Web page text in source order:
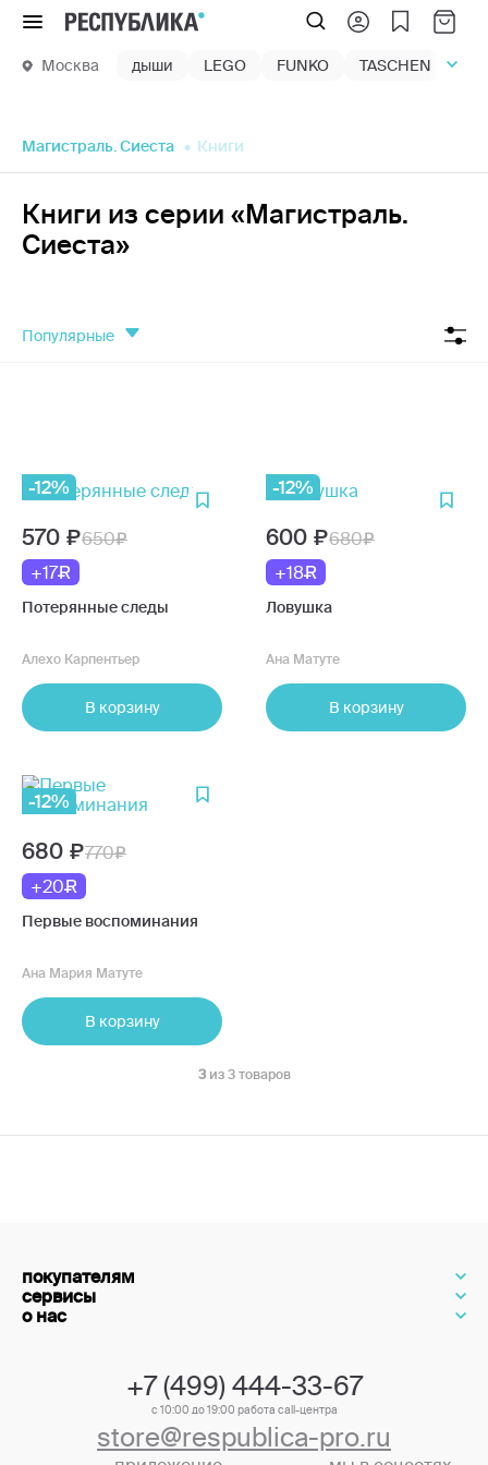
Меню
Москва дыши LEGO FUNKO TASCHEN
Магистраль. Сиеста Книги
Книги из серии «Магистраль.
Сиеста»
популярные
-12%
570
650
+17
Потерянные следы
Алехо Карпентьер
В корзину
-12%
600
680
+18
Ловушка
Ана Матуте
В корзину
-12%
680
770
+20
Первые воспоминания
Ана Мария Матуте
В корзину
3 из 3 товаров
покупателям
сервисы
о нас
+7 (499) 444-33-67
с 10:00 до 19:00 работа call-центра
store@respublica-pro.ru